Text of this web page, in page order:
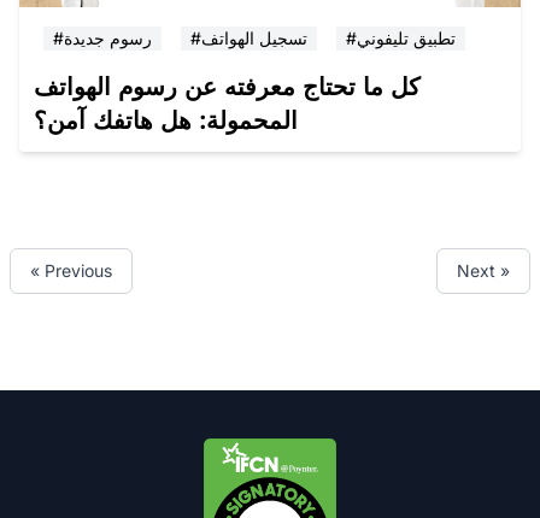
#رسوم جديدة #تسجيل الهواتف #تطبيق تليفوني
كل ما تحتاج معرفته عن رسوم الهواتف
المحمولة: هل هاتفك آمن؟
« Previous Next »